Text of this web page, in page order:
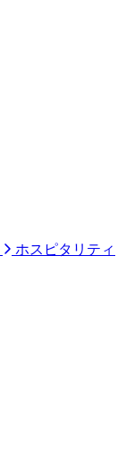
ホスピタリティ